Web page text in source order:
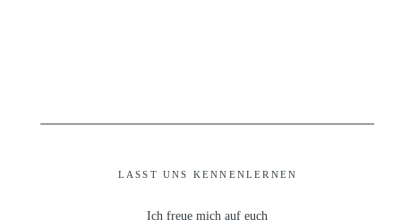
LASST UNS KENNENLERNEN
Ich freue mich auf euch